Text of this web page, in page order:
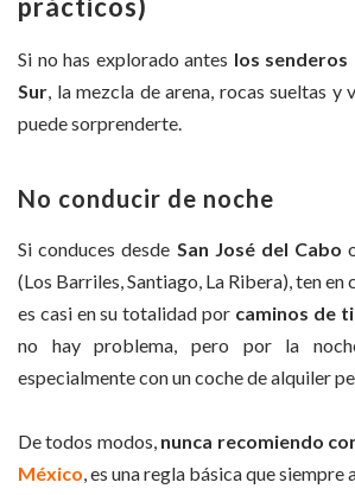
Si no has explorado antes los
Sur , la mezcla de arena, rocas sueltas y
puede sorprenderte.
No conducir de noche
Si conduces desde San José del Cabo
(Los Barriles, Santiago, La Ribera), ten en
es casi en su totalidad por caminos de
no hay problema, pero por la
especialmente con un coche de alquiler
De todos modos, nunca recomiendo
México, es una regla básica que siempre